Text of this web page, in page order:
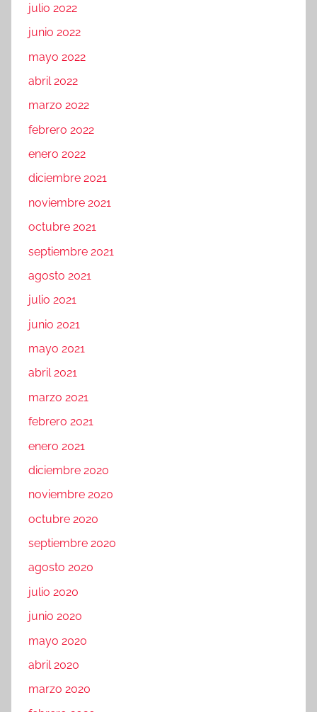
julio 2022
junio 2022
mayo 2022
abril 2022
marzo 2022
febrero 2022
enero 2022
diciembre 2021
noviembre 2021
octubre 2021
septiembre 2021
agosto 2021
julio 2021
junio 2021
mayo 2021
abril 2021
marzo 2021
febrero 2021
enero 2021
diciembre 2020
noviembre 2020
octubre 2020
septiembre 2020
agosto 2020
julio 2020
junio 2020
mayo 2020
abril 2020
marzo 2020